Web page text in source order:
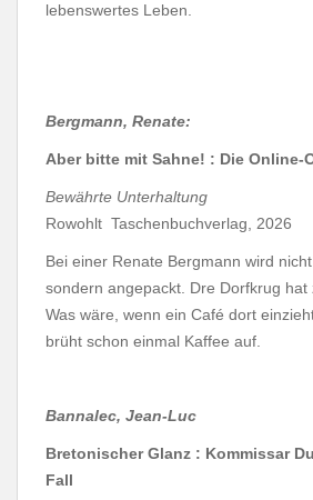
lebenswertes Leben.
Bergmann, Renate:
Aber bitte mit Sahne! : Die Online-
Bewährte Unterhaltung
Rowohlt Taschenbuchverlag, 2026
Bei einer Renate Bergmann wird
sondern angepackt. Dre Dorfkrug hat
Was wäre, wenn ein Café dort
brüht schon einmal Kaffee auf.
Bannalec, Jean-Luc
Bretonischer Glanz : Kommissar
Fall